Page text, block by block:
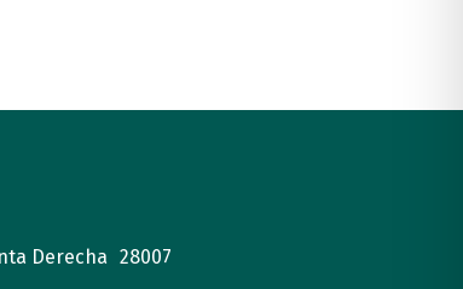
Derecha 28007